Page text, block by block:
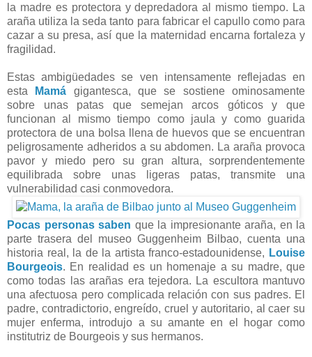
la madre es protectora y depredadora al mismo tiempo. La
araña utiliza la seda tanto para fabricar el capullo como para
cazar a su presa, así que la maternidad encarna fortaleza y
fragilidad.
Estas ambigüedades se ven intensamente reflejadas en
esta
Mamá
gigantesca, que se sostiene ominosamente
sobre unas patas que semejan arcos góticos y que
funcionan al mismo tiempo como jaula y como guarida
protectora de una bolsa llena de huevos que se encuentran
peligrosamente adheridos a su abdomen. La araña provoca
pavor y miedo pero su gran altura, sorprendentemente
equilibrada sobre unas ligeras patas, transmite una
vulnerabilidad casi conmovedora.
Pocas personas saben que la impresionante araña, en la
parte trasera del museo Guggenheim Bilbao, cuenta una
historia real, la de la artista franco-estadounidense, Louise
Bourgeois. En realidad es un homenaje a su madre, que
como todas las arañas era tejedora. La escultora mantuvo
una afectuosa pero complicada relación con sus padres. El
padre, contradictorio, engreído, cruel y autoritario, al caer su
mujer enferma, introdujo a su amante en el hogar como
institutriz de Bourgeois y sus hermanos.